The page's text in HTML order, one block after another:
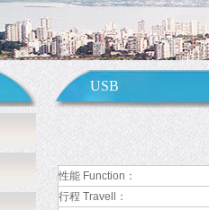
USB
性能 Function：
行程 Travell：